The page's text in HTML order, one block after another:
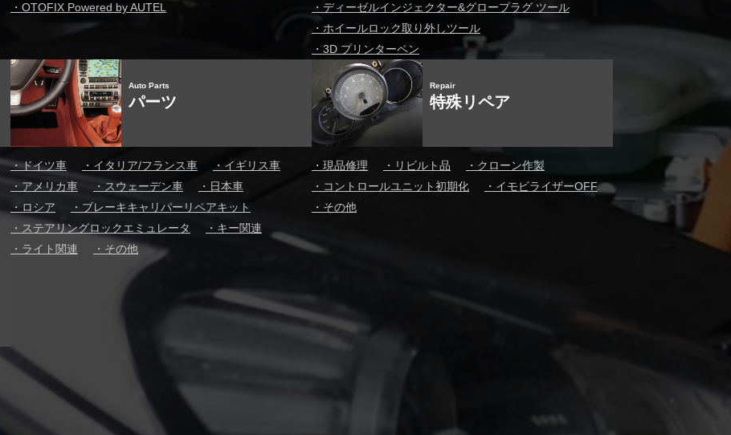
・ OTOFIX Powered by AUTEL
・ ディーゼルインジェクター&グロープラグ ツール
・ ホイールロック取り外しツール
・ 3D プリンターペン
Auto Parts
パーツ
・ドイツ車 ・ イタリア/フランス車 ・ イギリス車
・ アメリカ車 ・ スウェーデン車 ・ 日本車
・ ロシア ・ ブレーキキャリパーリペアキット
・ ステアリングロックエミュレータ ・ キー関連
・ ライト関連 ・ その他
Repair
特殊リペア
・ 現品修理 ・ リビルト品 ・ クローン作製
・ コントロールユニット初期化 ・ イモビライザーOFF
・ その他